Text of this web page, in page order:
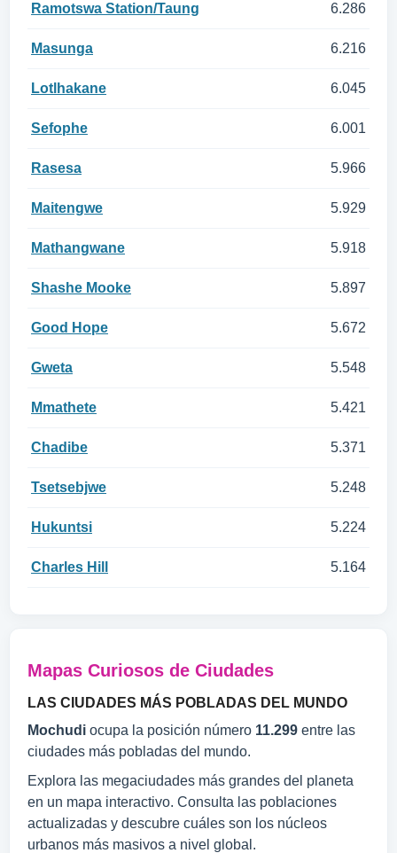
Ramotswa Station/Taung 6.286
Masunga 6.216
Lotlhakane 6.045
Sefophe 6.001
Rasesa 5.966
Maitengwe 5.929
Mathangwane 5.918
Shashe Mooke 5.897
Good Hope 5.672
Gweta 5.548
Mmathete 5.421
Chadibe 5.371
Tsetsebjwe 5.248
Hukuntsi 5.224
Charles Hill 5.164
Mapas Curiosos de Ciudades
LAS CIUDADES MÁS POBLADAS DEL MUNDO
Mochudi ocupa la posición número 11.299 entre las
ciudades más pobladas del mundo.
Explora las megaciudades más grandes del planeta
en un mapa interactivo. Consulta las poblaciones
actualizadas y descubre cuáles son los núcleos
urbanos más masivos a nivel global.